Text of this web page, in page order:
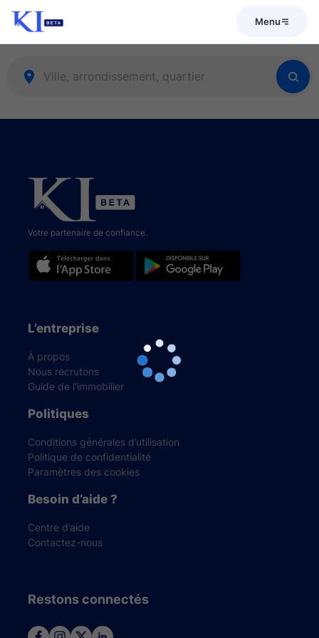
Menu
Votre partenaire de confiance.
L’entreprise
À propos
Nous recrutons
Guide de l’immobilier
Politiques
Conditions générales d’utilisation
Politique de confidentialité
Paramètres des cookies
Besoin d’aide ?
Centre d’aide
Contactez-nous
Restons connectés